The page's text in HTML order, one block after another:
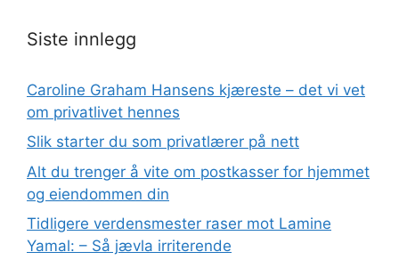
Siste innlegg
Caroline Graham Hansens kjæreste – det vi vet
om privatlivet hennes
Slik starter du som privatlærer på nett
Alt du trenger å vite om postkasser for hjemmet
og eiendommen din
Tidligere verdensmester raser mot Lamine
Yamal: – Så jævla irriterende